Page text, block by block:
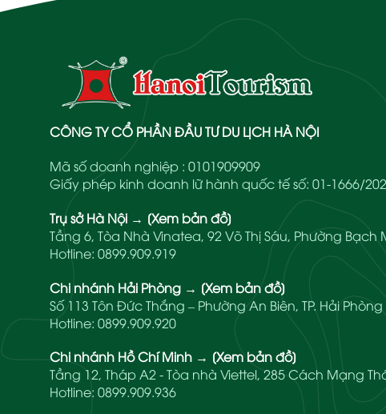
CÔNG TY CỔ PHẦN ĐẦU TƯ DU LỊCH HÀ NỘI
Mã số doanh nghiệp : 0101909909
Giấy phép kinh doanh lữ hành quốc tế số: 01-1666/
Trụ sở Hà Nội → [Xem bản đồ]
Tầng 6, Tòa Nhà Vinatea, 92 Võ Thị Sáu, Phường Bạch
Hotline: 0899.909.919
Chi nhánh Hải Phòng → [Xem bản đồ]
Số 113 Tôn Đức Thắng – Phường An Biên, TP. Hải Phòng
Hotline: 0899.909.920
Chi nhánh Hồ Chí Minh → [Xem bản đồ]
Tầng 12, Tháp A2 - Tòa nhà Viettel, 285 Cách Mạng
Hotline: 0899.909.936